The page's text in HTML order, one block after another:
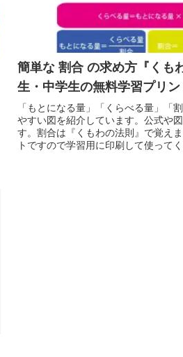
簡単な 割合 の求め方『くも
生・中学生の無料学習プリン
「もとになる量」「くらべる量」「
やすい図を紹介しています。公式や
す。割合は『くもわの法則』で覚え
トですので学習用に印刷して使ってく